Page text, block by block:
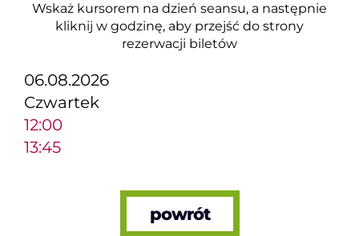
Wskaż kursorem na dzień seansu, a następnie
kliknij w godzinę, aby przejść do strony
rezerwacji biletów
06.08.2026
Czwartek
12:00
13:45
powrót